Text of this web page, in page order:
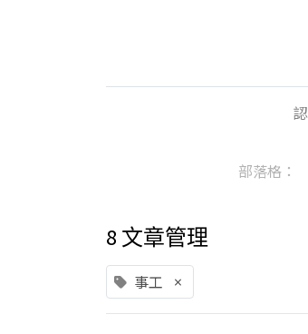
部落格：
8 文章管理
事工 ×